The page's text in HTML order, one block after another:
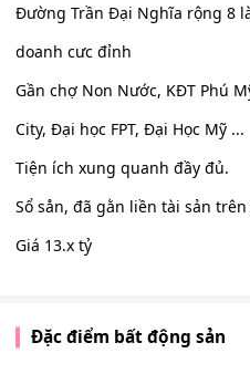
Đường Trần Đại Nghĩa rộng 8
doanh cưc đỉnh
Gần chợ Non Nước, KĐT Phú
City, Đại học FPT, Đại Học Mỹ ...
Tiện ích xung quanh đầy đủ.
Sổ sån, đã gằn liền tài sản
Giá 13.x tỷ
Đặc điểm bất động sản